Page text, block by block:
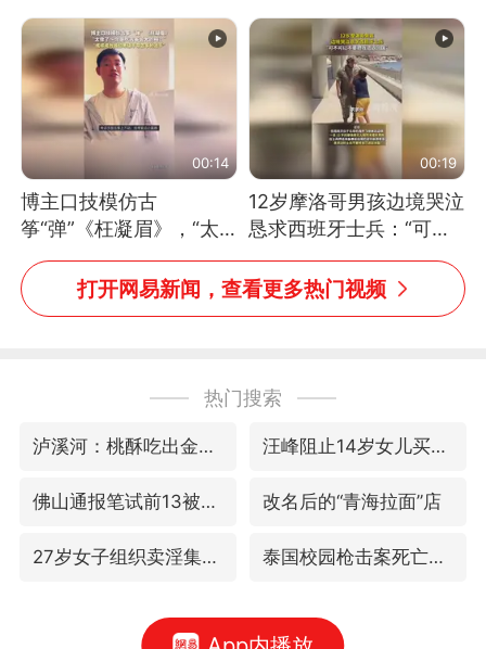
开门：午休到几点
面馆已集体更换招牌
00:14
博主口技模仿古
筝“弹”《枉凝眉》，“太
像了～你是吃古筝长大的
吗？”“或将成为首位考级
不带古筝的选手。”（来
00:19
12岁摩洛哥男孩边境哭泣
恳求西班牙士兵：“可不
可以不要把我遣返回国”
打开网易新闻，查看更多热门视频
热门搜索
泸溪河：桃酥吃出金属牙冠视频不实 汪峰阻止14岁女儿买大牌
佛山通报笔试前13被淘汰后5名进体检 改名后的“青海拉面”店
27岁女子组织卖淫集团被悬赏通缉 泰国校园枪击案死亡人数升至7人